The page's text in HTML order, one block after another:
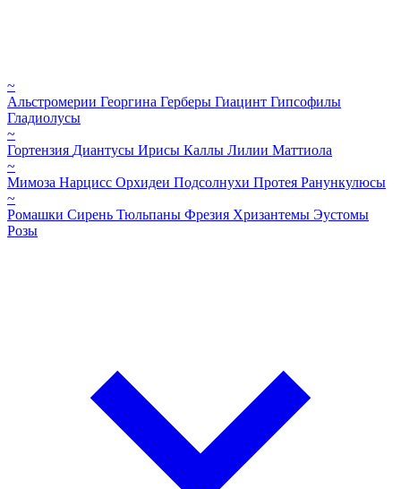
~
Альстромерии Георгина Герберы Гиацинт Гипсофилы
Гладиолусы
~
Гортензия Диантусы Ирисы Каллы Лилии Маттиола
~
Мимоза Нарцисс Орхидеи Подсолнухи Протея Ранункулюсы
~
Ромашки Сирень Тюльпаны Фрезия Хризантемы Эустомы
Розы